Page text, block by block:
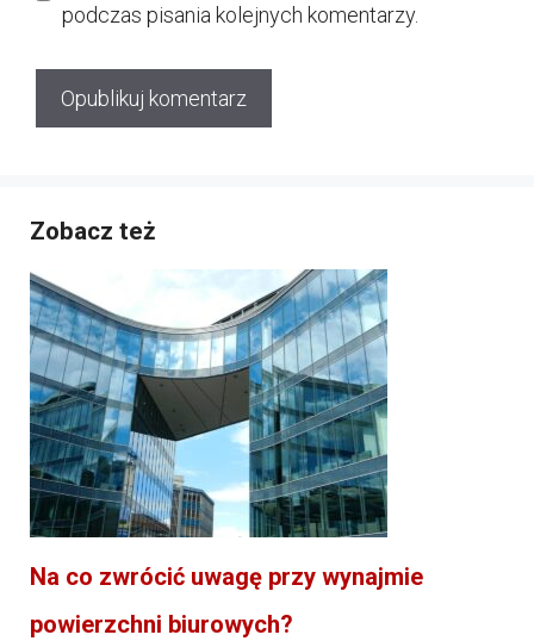
podczas pisania kolejnych komentarzy.
Zobacz też
Na co zwrócić uwagę przy wynajmie
powierzchni biurowych?